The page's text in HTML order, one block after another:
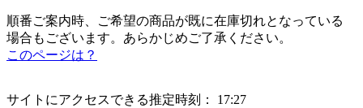
順番ご案内時、ご希望の商品が既に在庫切れとなっている
場合もございます。あらかじめご了承ください。
このページは？
サイトにアクセスできる推定時刻：
17:27